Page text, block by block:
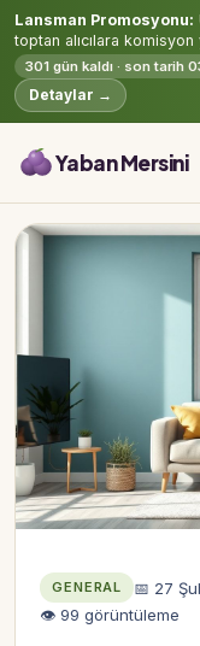
Lansman Promosyonu:
toptan alıcılara komisyon
301 gün kaldı · son tarih
Detaylar →
Yaban Mersini
GENERAL 📅 27
👁 99 görüntüleme